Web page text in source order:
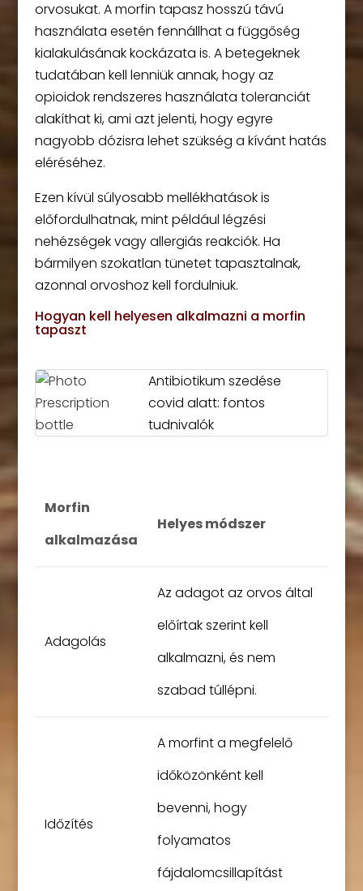
orvosukat. A morfin tapasz hosszú távú
használata esetén fennállhat a függőség
kialakulásának kockázata is. A betegeknek
tudatában kell lenniük annak, hogy az
opioidok rendszeres használata toleranciát
alakíthat ki, ami azt jelenti, hogy egyre
nagyobb dózisra lehet szükség a kívánt hatás
eléréséhez.
Ezen kívül súlyosabb mellékhatások is
előfordulhatnak, mint például légzési
nehézségek vagy allergiás reakciók. Ha
bármilyen szokatlan tünetet tapasztalnak,
azonnal orvoshoz kell fordulniuk.
Hogyan kell helyesen alkalmazni a morfin
tapaszt
Antibiotikum szedése
covid alatt: fontos
tudnivalók
Morfin
alkalmazása
Helyes módszer
Adagolás
Az adagot az orvos által
előírtak szerint kell
alkalmazni, és nem
szabad túllépni.
Időzítés
A morfint a megfelelő
időközönként kell
bevenni, hogy
folyamatos
fájdalomcsillapítást